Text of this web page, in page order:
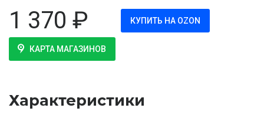
1 370 ₽ КУПИТЬ НА OZON
КАРТА МАГАЗИНОВ
Характеристики